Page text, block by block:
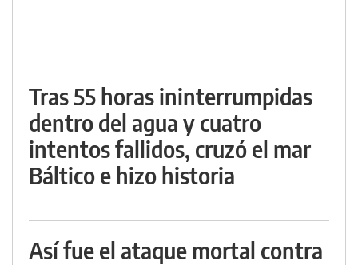
Tras 55 horas ininterrumpidas
dentro del agua y cuatro
intentos fallidos, cruzó el mar
Báltico e hizo historia
Así fue el ataque mortal contra